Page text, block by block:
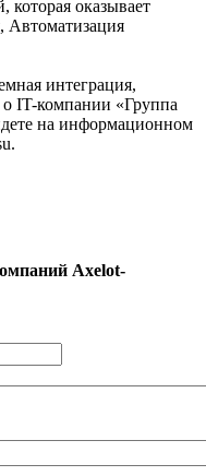
которая оказывает
Автоматизация
интеграция,
о IT-компании «Группа
на информационном
Axelot-